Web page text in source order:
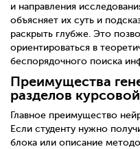
и направления
объясняет их суть и
раскрыть глубже. Это
ориентироваться в
беспорядочного поиска
Преимущества
разделов
Главное преимущество
Если студенту нужно
блока или описание